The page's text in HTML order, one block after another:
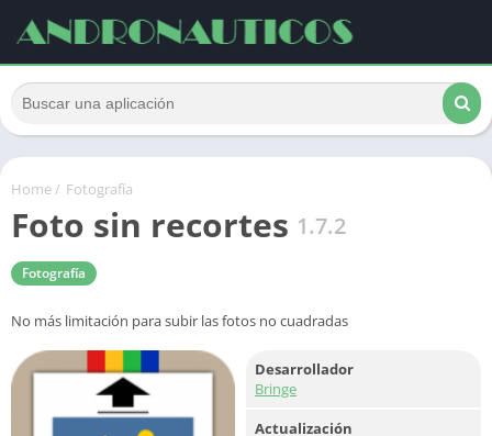
Home/ Fotografía
Foto sin recortes 1.7.2
Fotografía
No más limitación para subir las fotos no cuadradas
Desarrollador
Bringe
Actualización